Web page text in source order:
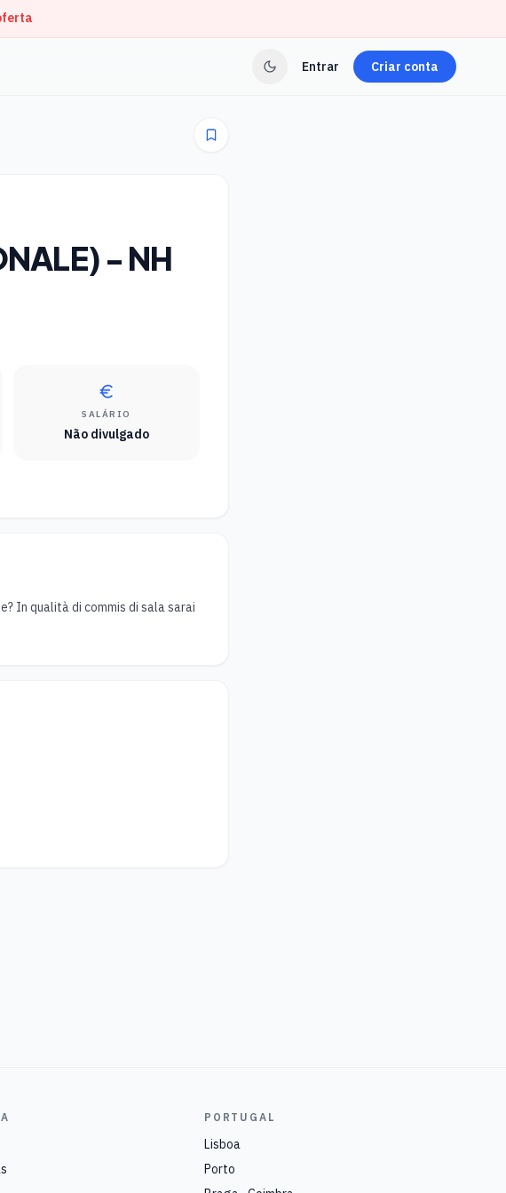
Entrar Criar conta
- NH
SALÁRIO
Não divulgado
In qualità di commis di sala sarai
PORTUGAL
Lisboa
Porto